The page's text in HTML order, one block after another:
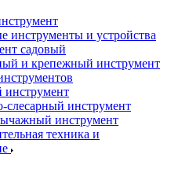
инструменты и устройства
садовый
и крепежный инструмент
слесарный инструмент
инструмент
техника и